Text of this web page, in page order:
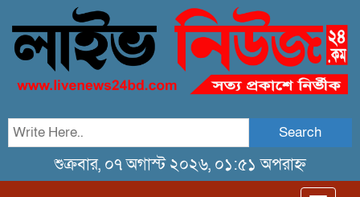
Search
শুক্রবার, ০৭ অগাস্ট ২০২৬, ০১:৫১ অপরাহ্ন